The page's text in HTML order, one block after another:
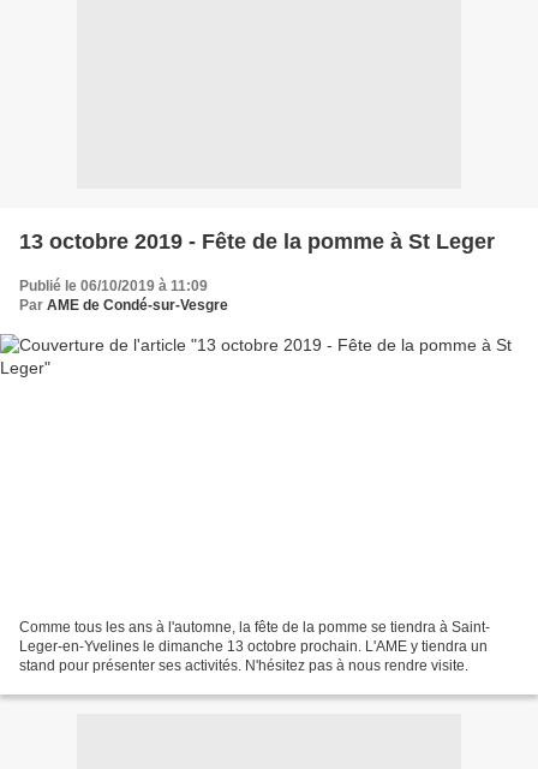
13 octobre 2019 - Fête de la pomme à St Leger
Publié le 06/10/2019 à 11:09
Par AME de Condé-sur-Vesgre
Comme tous les ans à l'automne, la fête de la pomme se tiendra à Saint-
Leger-en-Yvelines le dimanche 13 octobre prochain. L'AME y tiendra un
stand pour présenter ses activités. N'hésitez pas à nous rendre visite.